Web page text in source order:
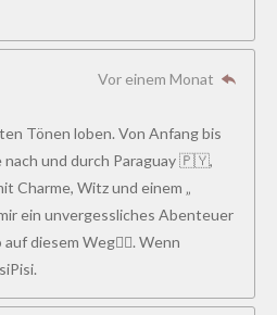
Vor einem Monat
Tönen loben. Von Anfang bis
nach und durch Paraguay 🇵🇾,
Charme, Witz und einem „
ein unvergessliches Abenteuer
diesem Weg👍🏻. Wenn